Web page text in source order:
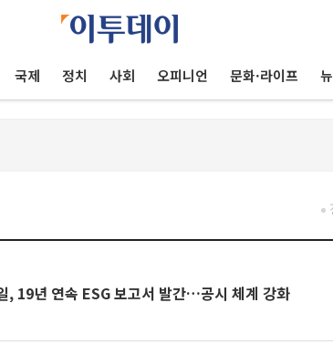
국제 정치 사회 오피니언 문화·라이프
, 19년 연속 ESG 보고서 발간…공시 체계 강화